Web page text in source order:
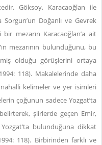
Göksoy, Karacaoğlan ile
Doğanlı ve Gevrek
mezarın Karacaoğlan’a ait
mezarının bulunduğunu, bu
olduğu görüşlerini ortaya
118). Makalelerinde daha
kelimeler ve yer isimleri
çoğunun sadece Yozgat’ta
şiirlerde geçen Emir,
bulunduğuna dikkat
118). Birbirinden farklı ve